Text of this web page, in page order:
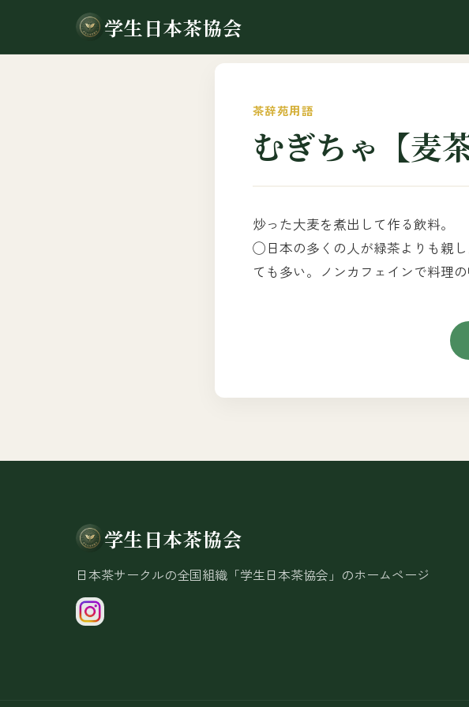
学生日本茶協会
茶辞苑用語
むぎちゃ【麦茶
炒った大麦を煮出して作る飲料。
◯日本の多くの人が緑茶よりも親
ても多い。ノンカフェインで料理
学生日本茶協会
日本茶サークルの全国組織「学生日本茶協会」のホームページ